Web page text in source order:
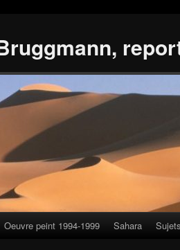
Oeuvre peint 1994-1999 Sahara